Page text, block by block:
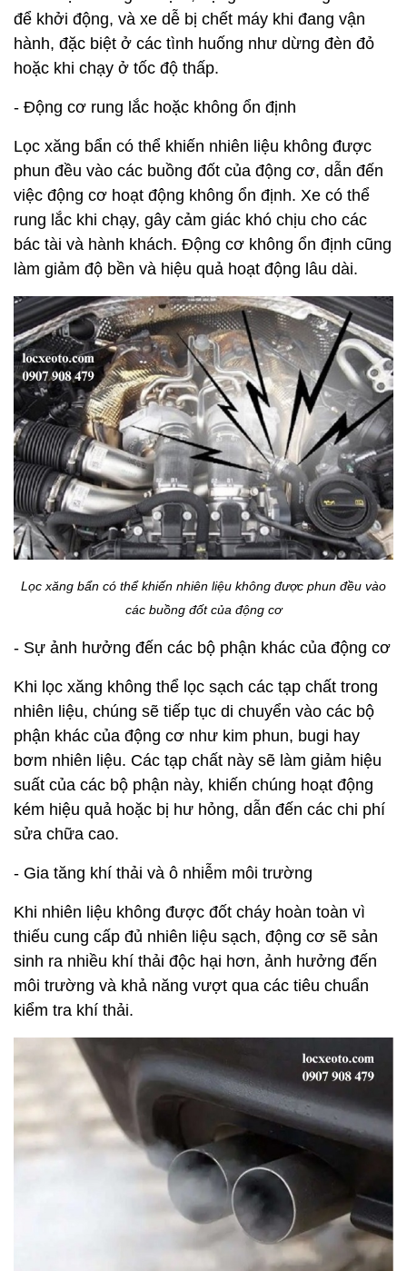
để khởi động, và xe dễ bị chết máy khi đang vận
hành, đặc biệt ở các tình huống như dừng đèn đỏ
hoặc khi chạy ở tốc độ thấp.
- Động cơ rung lắc hoặc không ổn định
Lọc xăng bẩn có thể khiến nhiên liệu không được
phun đều vào các buồng đốt của động cơ, dẫn đến
việc động cơ hoạt động không ổn định. Xe có thể
rung lắc khi chạy, gây cảm giác khó chịu cho các
bác tài và hành khách. Động cơ không ổn định cũng
làm giảm độ bền và hiệu quả hoạt động lâu dài.
Lọc xăng bẩn có thể khiến nhiên liệu không được phun đều vào
các buồng đốt của động cơ
- Sự ảnh hưởng đến các bộ phận khác của động cơ
Khi lọc xăng không thể lọc sạch các tạp chất trong
nhiên liệu, chúng sẽ tiếp tục di chuyển vào các bộ
phận khác của động cơ như kim phun, bugi hay
bơm nhiên liệu. Các tạp chất này sẽ làm giảm hiệu
suất của các bộ phận này, khiến chúng hoạt động
kém hiệu quả hoặc bị hư hỏng, dẫn đến các chi phí
sửa chữa cao.
- Gia tăng khí thải và ô nhiễm môi trường
Khi nhiên liệu không được đốt cháy hoàn toàn vì
thiếu cung cấp đủ nhiên liệu sạch, động cơ sẽ sản
sinh ra nhiều khí thải độc hại hơn, ảnh hưởng đến
môi trường và khả năng vượt qua các tiêu chuẩn
kiểm tra khí thải.